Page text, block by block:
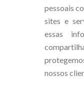
pessoais
sites e
essas
nossos